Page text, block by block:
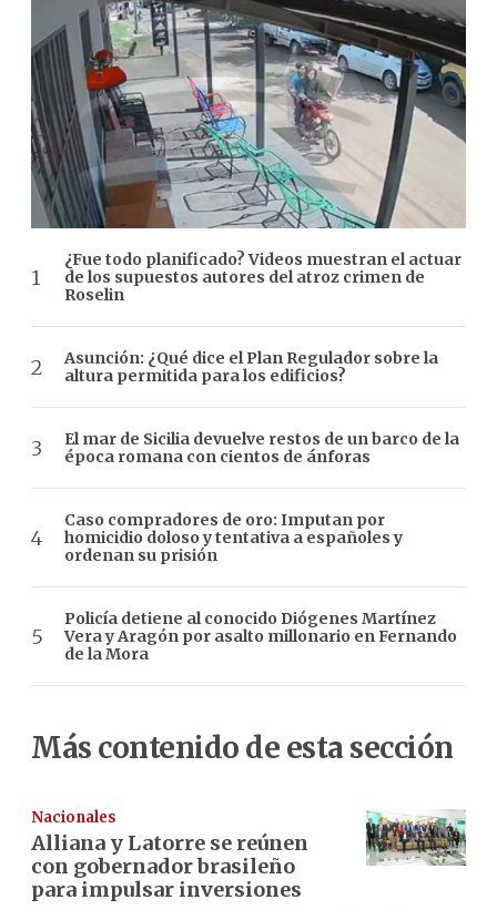
¿Fue todo planificado? Videos muestran el actuar
de los supuestos autores del atroz crimen de
Roselin
Asunción: ¿Qué dice el Plan Regulador sobre la
altura permitida para los edificios?
El mar de Sicilia devuelve restos de un barco de la
época romana con cientos de ánforas
Caso compradores de oro: Imputan por
homicidio doloso y tentativa a españoles y
ordenan su prisión
Policía detiene al conocido Diógenes Martínez
Vera y Aragón por asalto millonario en Fernando
de la Mora
Más contenido de esta sección
Nacionales
Alliana y Latorre se reúnen
con gobernador brasileño
para impulsar inversiones